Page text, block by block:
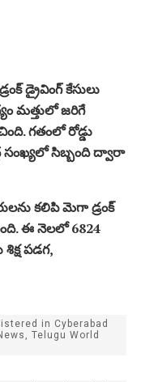
డ్రైవింగ్ కేసులు
మత్తులో జరిగే
గతంలో రోడ్డు
సంఖ్యలో సిబ్బంది ద్వారా
కలిపి మెగా డ్రంక్
ఈ నెలలో 6824
పడగ,
in Cyberabad
Telugu World